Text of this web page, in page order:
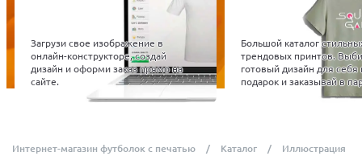
Загрузи свое изображение в
онлайн-конструкторе, создай
дизайн и оформи заказ прямо на
сайте.
Большой каталог
трендовых принтов.
готовый дизайн для себя
подарок и заказывай в
Интернет-магазин футболок с печатью Каталог Иллюстрация